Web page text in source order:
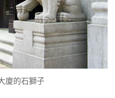
廈的石獅子